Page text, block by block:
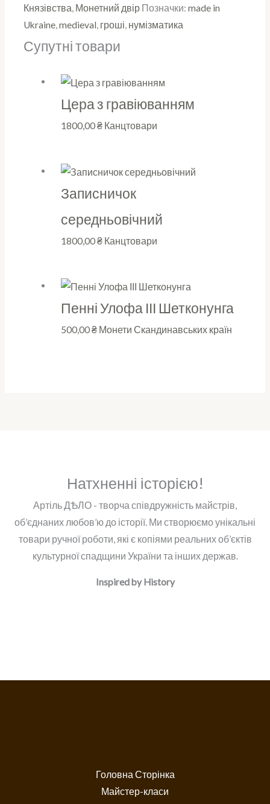
Князівства, Монетний двір Позначки:made in
Ukraine,medieval, гроші, нумізматика
Супутні товари
Цера з гравіюванням
1800,00₴ Канцтовари
Записничок
середньовічний
1800,00₴ Канцтовари
Пенні Улофа ІІІ Шетконунга
500,00₴ Монети Скандинавських країн
Натхненні історією!
Артіль ДѢЛО - творча співдружність майстрів,
об’єднаних любов’ю до історії. Ми створюємо унікальні
товари ручної роботи, які є копіями реальних об’єктів
культурної спадщини України та інших держав.
Inspired by History
Головна Сторінка
Майстер-класи